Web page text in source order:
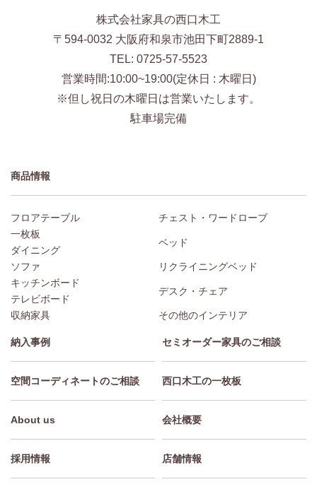
株式会社家具の西口木工
〒594-0032 大阪府和泉市池田下町2889-1
TEL: 0725-57-5523
営業時間:10:00~19:00(定休日 : 木曜日)
※但し祝日の木曜日は営業いたします。
駐車場完備
商品情報
フロアテーブル
一枚板
ダイニング
ソファ
キッチンボード
テレビボード
収納家具
チェスト・ワードローブ
ベッド
リクライニングベッド
デスク・チェア
その他のインテリア
納入事例 セミオーダー家具のご相談
空間コーディネートのご相談 西口木工の一枚板
About us 会社概要
採用情報 店舗情報